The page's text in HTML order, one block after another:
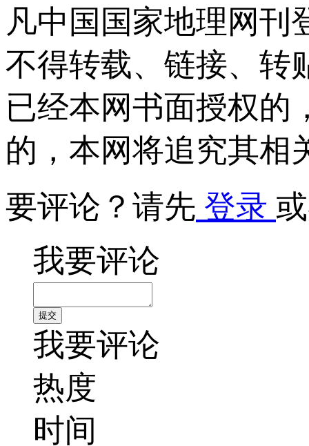
凡中国国家地理网刊
不得转载、链接、转
已经本网书面授权的
的，本网将追究其相
要评论？请先 登录
我要评论
我要评论
热度
时间